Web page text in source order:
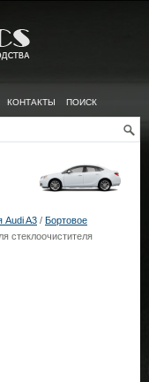
КОНТАКТЫ ПОИСК
Audi A3 / Бортовое
стеклоочистителя